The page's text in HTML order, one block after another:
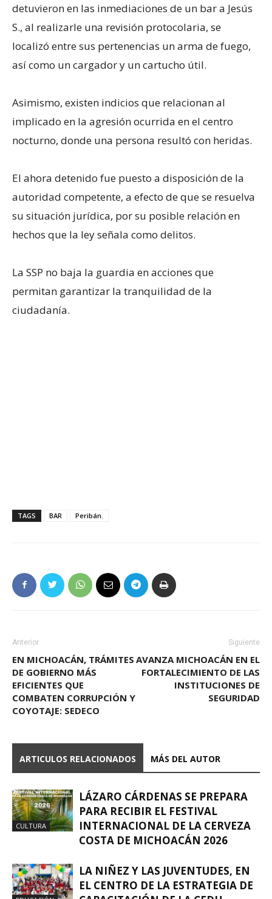
detuvieron en las inmediaciones de un bar a Jesús
S., al realizarle una revisión protocolaria, se
localizó entre sus pertenencias un arma de fuego,
así como un cargador y un cartucho útil.
Asimismo, existen indicios que relacionan al
implicado en la agresión ocurrida en el centro
nocturno, donde una persona resultó con heridas.
El ahora detenido fue puesto a disposición de la
autoridad competente, a efecto de que se resuelva
su situación jurídica, por su posible relación en
hechos que la ley señala como delitos.
La SSP no baja la guardia en acciones que
permitan garantizar la tranquilidad de la
ciudadanía.
TAGS BAR Peribán.
Anterior
EN MICHOACÁN, TRÁMITES
DE GOBIERNO MÁS
EFICIENTES QUE
COMBATEN CORRUPCIÓN Y
COYOTAJE: SEDECO
Siguiente
AVANZA MICHOACÁN EN EL
FORTALECIMIENTO DE LAS
INSTITUCIONES DE
SEGURIDAD
ARTICULOS RELACIONADOS MÁS DEL AUTOR
CULTURA
LÁZARO CÁRDENAS SE PREPARA
PARA RECIBIR EL FESTIVAL
INTERNACIONAL DE LA CERVEZA
COSTA DE MICHOACÁN 2026
LA NIÑEZ Y LAS JUVENTUDES, EN
EL CENTRO DE LA ESTRATEGIA DE